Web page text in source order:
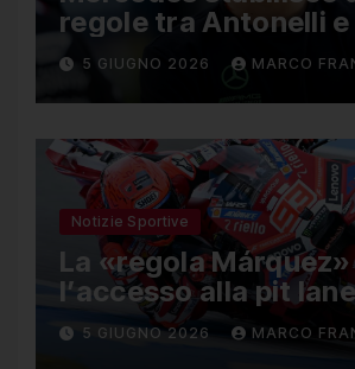
regole tra Antonelli e
5 GIUGNO 2026 MARCO
Notizie Sportive
La «regola
l’accesso alla pit
ufficialmente a far
regolamento della
5 GIUGNO 2026 MARCO